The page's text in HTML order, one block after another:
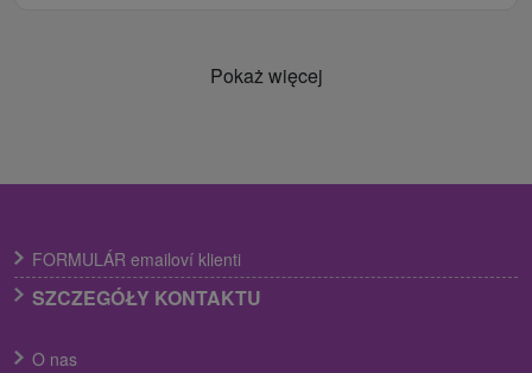
Pokaż więcej
FORMULÁR emailoví klienti
SZCZEGÓŁY KONTAKTU
O nas